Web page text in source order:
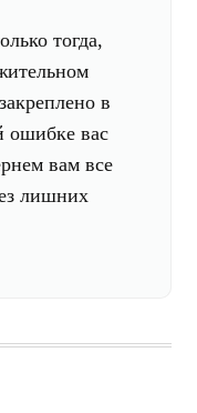
тогда,
в
ошибке вас
вам все
лишних